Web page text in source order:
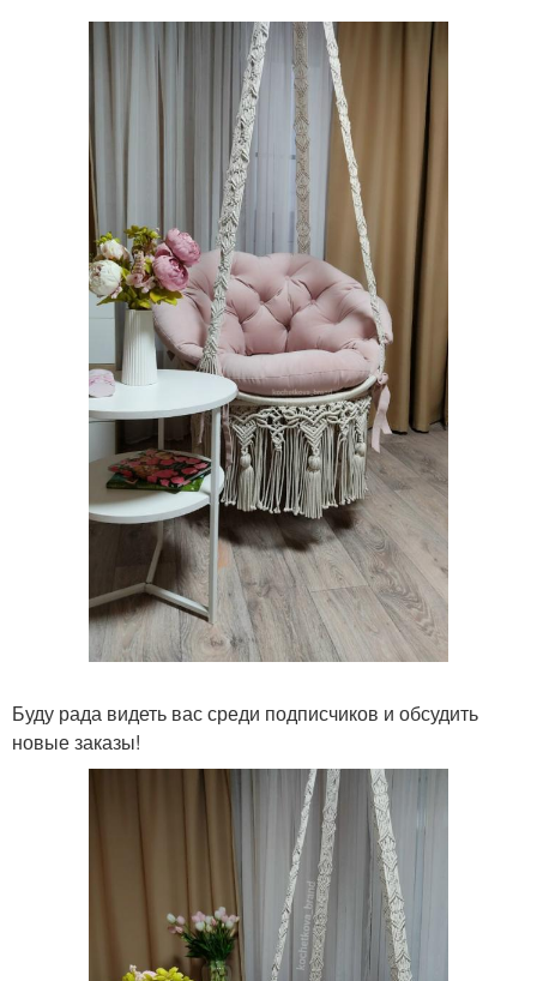
Буду рада видеть вас среди подписчиков и обсудить
новые заказы!